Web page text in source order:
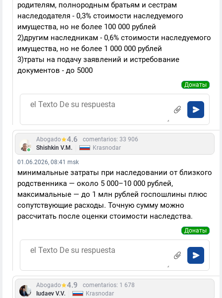
родителям, полнородным братьям и сестрам
наследодателя - 0,3% стоимости наследуемого
имущества, но не более 100 000 рублей
2)другим наследникам - 0,6% стоимости наследуемого
имущества, но не более 1 000 000 рублей
3)траты на подачу заявлений и истребование
документов - до 5000
Донаты
Abogado 4.6
comentarios: 33 906
Shishkin V.M.
Krasnodar
01.06.2026, 08:41 msk
минимальные затраты при наследовании от близкого
родственника — около 5 000–10 000 рублей,
максимальные — до 1 млн рублей госпошлины плюс
сопутствующие расходы. Точную сумму можно
рассчитать после оценки стоимости наследства.
Донаты
Abogado 4.9
comentarios: 1 678
Iudaev V.V.
Krasnodar